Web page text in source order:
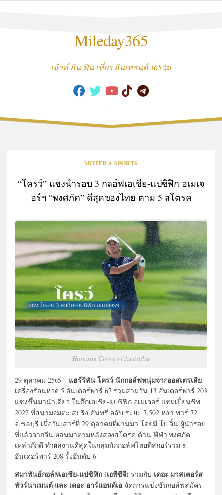
Mileday365
เม้าท์ กิน ฟิน เที่ยว อินเทรนด์ 365วัน
MOTER & SPORTS
“โครว์” แซงนำรอบ 3 กลอ์ฟเอเชีย-แปซิฟิก อเมเจ
อร์ฯ “พงศภัค” ดีสุดของไทย ตาม 5 สโตรค
Harrison Crowe of Australia
29 ตุลาคม 2565 – แฮร์ริสัน โครว์ นักกอล์ฟหนุ่มจากออสเตรเลีย
เครื่องร้อนหวด 5 อันเดอร์พาร์ 67 รวมสามวัน 13 อันเดอร์พาร์ 203
แซงขึ้นมานำเดี่ยว ในศึกเอเชีย-แปซิฟิก อเมเจอร์ แชมเปี้ยนชิพ
2022 ที่สนามอมตะ สปริง คันทรี คลับ ระยะ 7,502 หลา พาร์ 72
จ.ชลบุรี เมื่อวันเสาร์ที่ 29 ตุลาคมที่ผ่านมา โดยมี โบ จิ้น ผู้นำรอบ
ที่แล้วจากจีน หล่นมาตามหลังสองสโตรค ด้าน ฟีฟ่า พงศภัค
เหล่าภักดี ทำผลงานดีสุดในกลุ่มนักกอล์ฟไทยที่สกอร์รวม 8
อันเดอร์พาร์ 208 รั้งอันดับ 6
สมาพันธ์กอล์ฟเอเชีย-แปซิฟิก (เอพีซีจี) ร่วมกับ เดอะ มาสเตอร์ส
ทัวร์นาเมนต์ และ เดอะ อาร์แอนด์เอ จัดการแข่งขันกอล์ฟสมัคร